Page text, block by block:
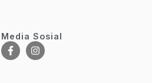
Media Sosial